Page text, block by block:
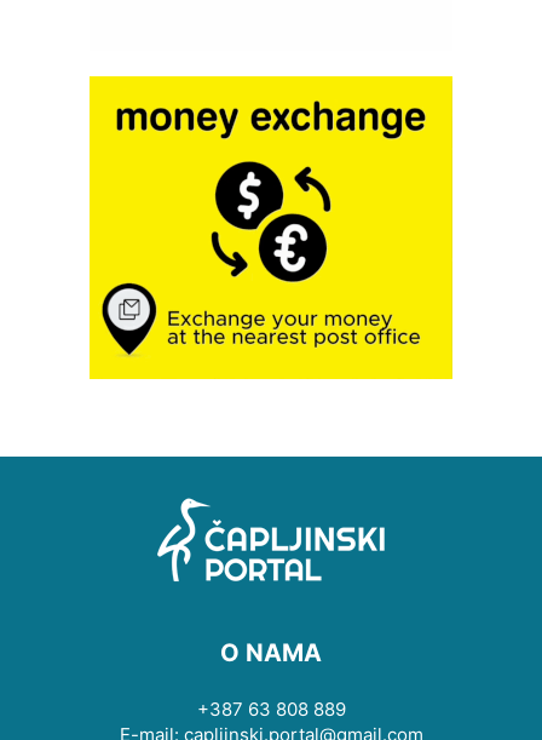
O NAMA
+387 63 808 889
E-mail: capljinski.portal@gmail.com